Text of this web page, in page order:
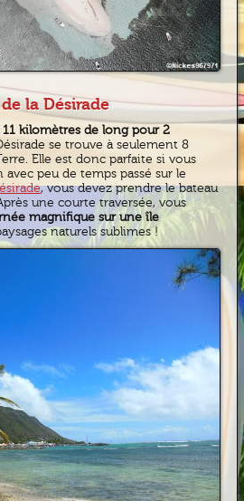
la Désirade
kilomètres de long pour 2
se trouve à seulement 8
Elle est donc parfaite si vous
peu de temps passé sur le
, vous devez prendre le bateau
une courte traversée, vous
magnifique sur une île
naturels sublimes !